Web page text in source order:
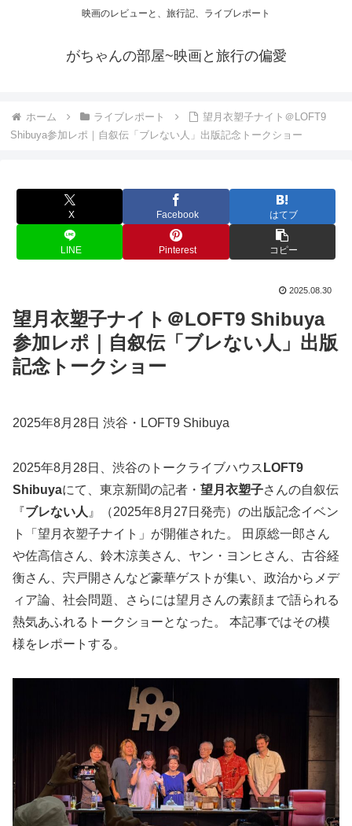
映画のレビューと、旅行記、ライブレポート
がちゃんの部屋~映画と旅行の偏愛
ホーム ライブレポート
望月衣塑子ナイト＠LOFT9
Shibuya参加レポ｜自叙伝「ブレない人」出版記念トークショー
X Facebook はてブ
LINE Pinterest コピー
2025.08.30
望月衣塑子ナイト＠LOFT9 Shibuya
参加レポ｜自叙伝「ブレない人」出版
記念トークショー
2025年8月28日 渋谷・LOFT9 Shibuya
2025年8月28日、渋谷のトークライブハウス LOFT9
Shibuyaにて、東京新聞の記者・ 望月衣塑子さんの自叙伝
『ブレない人 』（2025年8月27日発売）の出版記念イベン
ト「望月衣塑子ナイト」が開催された。 田原総一郎さん
や佐高信さん、鈴木涼美さん、ヤン・ヨンヒさん、古谷経
衡さん、宍戸開さんなど豪華ゲストが集い、政治からメデ
ィア論、社会問題、さらには望月さんの素顔まで語られる
熱気あふれるトークショーとなった。 本記事ではその模
様をレポートする。